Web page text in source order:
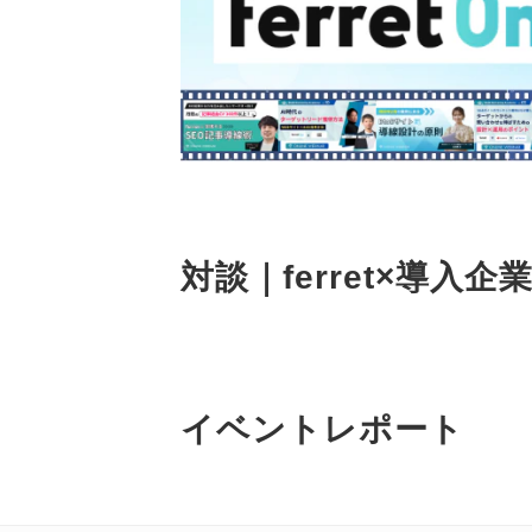
対談｜ferret×導入企
イベントレポート